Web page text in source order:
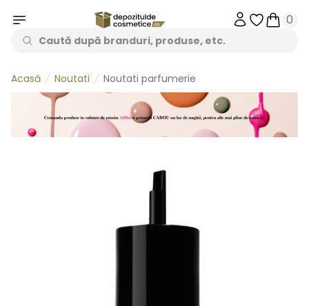
Obiecte
0
Acasă Noutati Noutati parfumerie